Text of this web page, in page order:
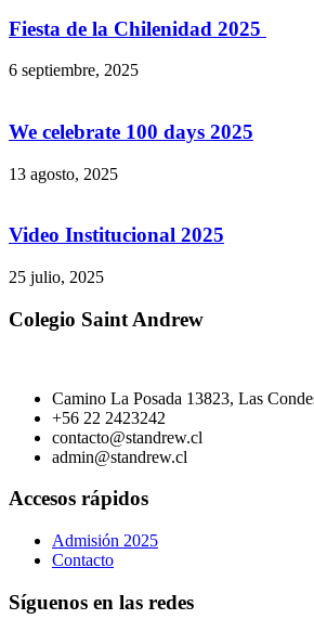
Fiesta de la Chilenidad 2025
6 septiembre, 2025
We celebrate 100 days 2025
13 agosto, 2025
Video Institucional 2025
25 julio, 2025
Colegio Saint Andrew
Camino La Posada 13823, Las
+56 22 2423242
contacto@standrew.cl
admin@standrew.cl
Accesos rápidos
Admisión 2025
Contacto
Síguenos en las redes